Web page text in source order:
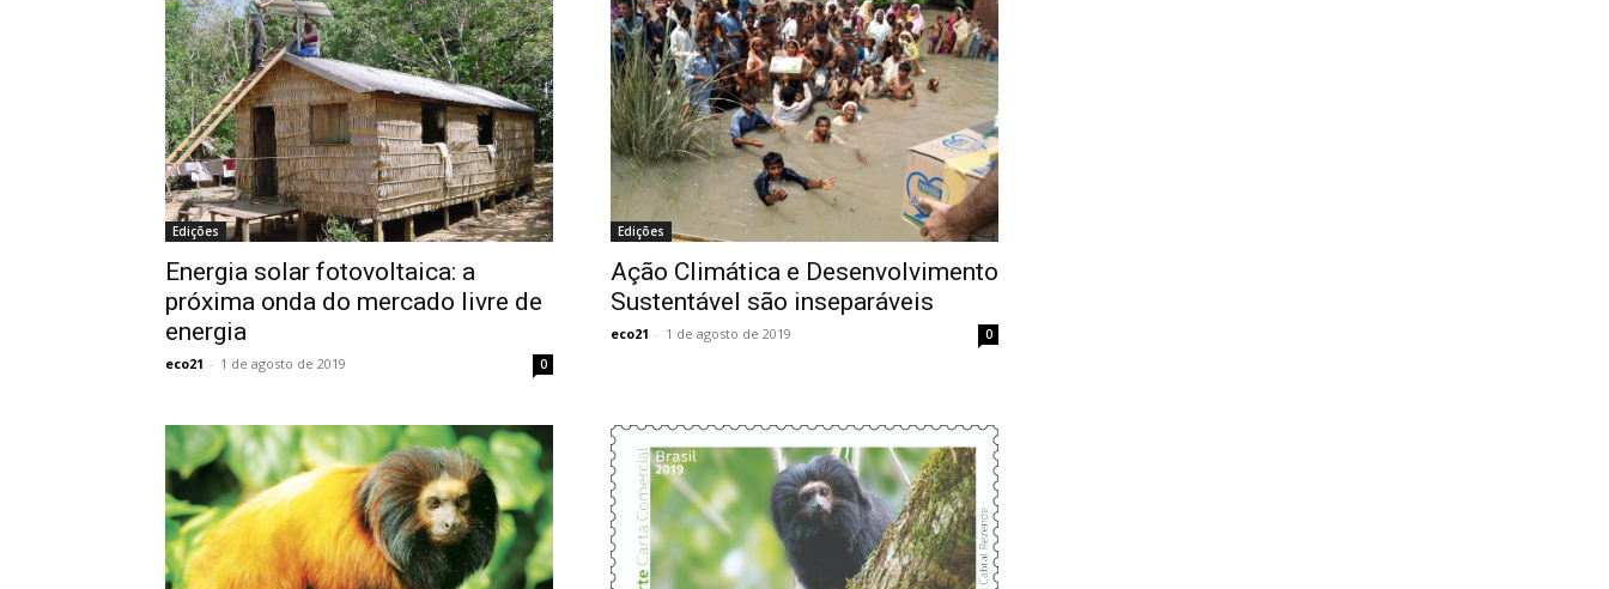
Edições
Energia solar fotovoltaica: a
próxima onda do mercado livre de
energia
eco21 - 1 de agosto de 2019 0
Edições
Ação Climática e Desenvolvimento
Sustentável são inseparáveis
eco21 - 1 de agosto de 2019 0